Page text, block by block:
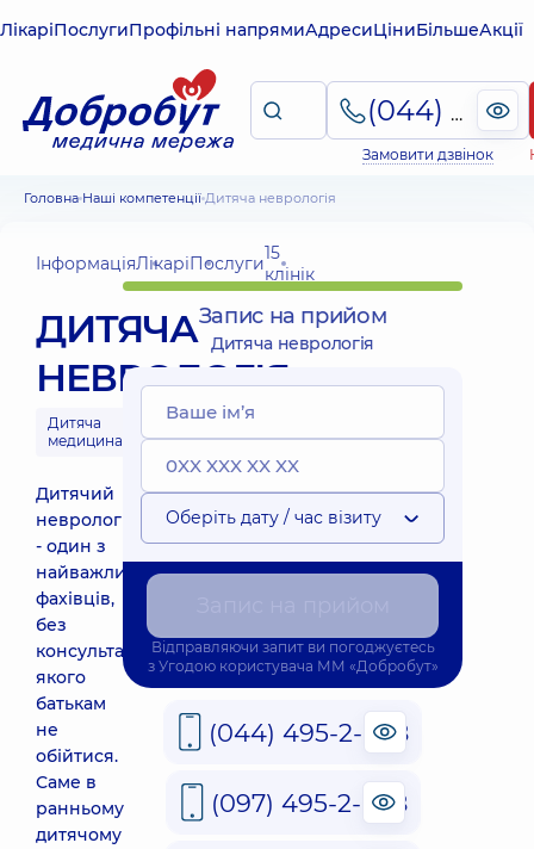
ЛікаріПослугиПрофільні напрямиАдресиЦіниБільшеАкції
(044) 495-2-888
Замовити дзвінок
Головна Наші компетенції Дитяча неврологія
ІнформаціяЛікаріПослуги15
клінік
ДИТЯЧА
НЕВРОЛОГІЯ
Дитяча
медицина
Дитячий
невролог
- один з
найважливіших
фахівців,
без
консультацій
якого
батькам
не
обійтися.
Саме в
ранньому
дитячому
Запис на прийом
Дитяча неврологія
Оберіть дату / час візиту
Відправляючи запит ви погоджуєтесь
з Угодою користувача ММ «Добробут»
(044) 495-2-888
(097) 495-2-888